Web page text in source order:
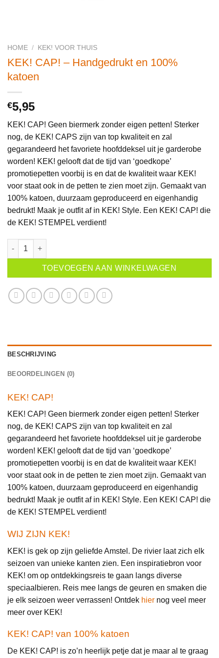
HOME / KEK! VOOR THUIS
KEK! CAP! – Handgedrukt en 100%
katoen
€5,95
KEK! CAP! Geen biermerk zonder eigen petten! Sterker
nog, de KEK! CAPS zijn van top kwaliteit en zal
gegarandeerd het favoriete hoofddeksel uit je garderobe
worden! KEK! gelooft dat de tijd van ‘goedkope’
promotiepetten voorbij is en dat de kwaliteit waar KEK!
voor staat ook in de petten te zien moet zijn. Gemaakt van
100% katoen, duurzaam geproduceerd en eigenhandig
bedrukt! Maak je outfit af in KEK! Style. Een KEK! CAP! die
de KEK! STEMPEL verdient!
KEK! CAP! - Handgedrukt en 100% katoen aantal
TOEVOEGEN AAN WINKELWAGEN
BESCHRIJVING
BEOORDELINGEN (0)
KEK! CAP!
KEK! CAP! Geen biermerk zonder eigen petten! Sterker
nog, de KEK! CAPS zijn van top kwaliteit en zal
gegarandeerd het favoriete hoofddeksel uit je garderobe
worden! KEK! gelooft dat de tijd van ‘goedkope’
promotiepetten voorbij is en dat de kwaliteit waar KEK!
voor staat ook in de petten te zien moet zijn. Gemaakt van
100% katoen, duurzaam geproduceerd en eigenhandig
bedrukt! Maak je outfit af in KEK! Style. Een KEK! CAP! die
de KEK! STEMPEL verdient!
WIJ ZIJN KEK!
KEK! is gek op zijn geliefde Amstel. De rivier laat zich elk
seizoen van unieke kanten zien. Een inspiratiebron voor
KEK! om op ontdekkingsreis te gaan langs diverse
speciaalbieren. Reis mee langs de geuren en smaken die
je elk seizoen weer verrassen! Ontdek hier nog veel meer
meer over KEK!
KEK! CAP! van 100% katoen
De KEK! CAP! is zo’n heerlijk petje dat je maar al te graag